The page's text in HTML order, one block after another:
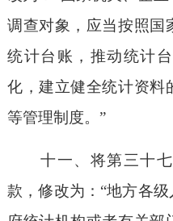
调查对象，应当按照国
统计台账，推动统计
化，建立健全统计资料
等管理制度。”
十一、将第三十七
款，修改为：“地方各